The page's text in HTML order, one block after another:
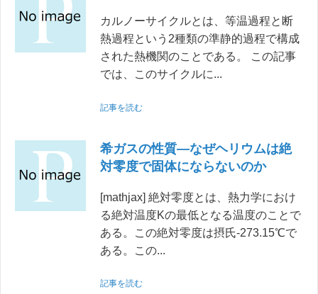
カルノーサイクルとは、等温過程と断
熱過程という2種類の準静的過程で構成
された熱機関のことである。 この記事
では、このサイクルに...
記事を読む
希ガスの性質―なぜヘリウムは絶
対零度で固体にならないのか
[mathjax] 絶対零度とは、熱力学におけ
る絶対温度Kの最低となる温度のことで
ある。この絶対零度は摂氏-273.15℃で
ある。この...
記事を読む